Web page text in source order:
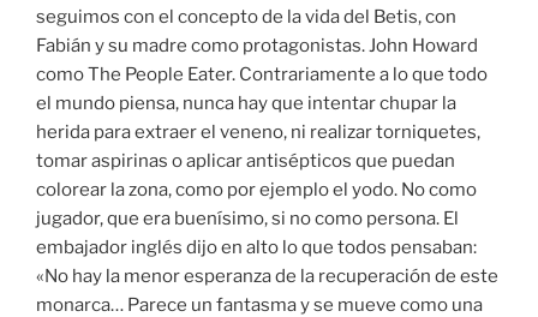
seguimos con el concepto de la vida del Betis, con
Fabián y su madre como protagonistas. John Howard
como The People Eater. Contrariamente a lo que todo
el mundo piensa, nunca hay que intentar chupar la
herida para extraer el veneno, ni realizar torniquetes,
tomar aspirinas o aplicar antisépticos que puedan
colorear la zona, como por ejemplo el yodo. No como
jugador, que era buenísimo, si no como persona. El
embajador inglés dijo en alto lo que todos pensaban:
«No hay la menor esperanza de la recuperación de este
monarca… Parece un fantasma y se mueve como una